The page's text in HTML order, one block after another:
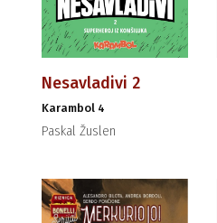
Nesavladivi 2
Karambol 4
Paskal Žuslen